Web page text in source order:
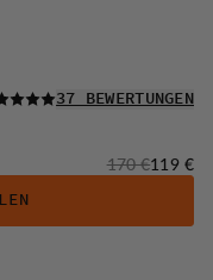
LESEN SIE ALLE
37 BEWERTUNGEN
Originalpreis:
170 €119 €